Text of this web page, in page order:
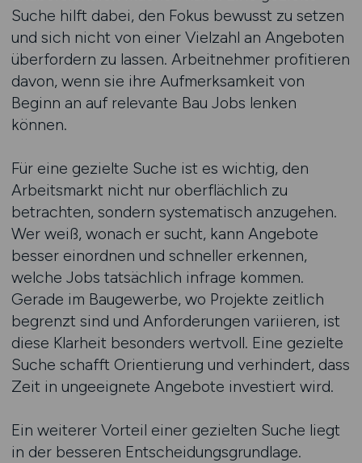
Suche hilft dabei, den Fokus bewusst zu setzen
und sich nicht von einer Vielzahl an Angeboten
überfordern zu lassen. Arbeitnehmer profitieren
davon, wenn sie ihre Aufmerksamkeit von
Beginn an auf relevante Bau Jobs lenken
können.
Für eine gezielte Suche ist es wichtig, den
Arbeitsmarkt nicht nur oberflächlich zu
betrachten, sondern systematisch anzugehen.
Wer weiß, wonach er sucht, kann Angebote
besser einordnen und schneller erkennen,
welche Jobs tatsächlich infrage kommen.
Gerade im Baugewerbe, wo Projekte zeitlich
begrenzt sind und Anforderungen variieren, ist
diese Klarheit besonders wertvoll. Eine gezielte
Suche schafft Orientierung und verhindert, dass
Zeit in ungeeignete Angebote investiert wird.
Ein weiterer Vorteil einer gezielten Suche liegt
in der besseren Entscheidungsgrundlage.